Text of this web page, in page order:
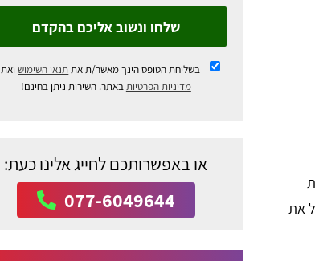
את
שלחו ונשוב אליכם בהקדם
בשליחת הטופס הינך מאשר/ת את תנאי השימושואת
מדיניות הפרטיותבאתר. השירות ניתן בחינם!
או באפשרותכם לחייג אלינו כעת:
077-6049644